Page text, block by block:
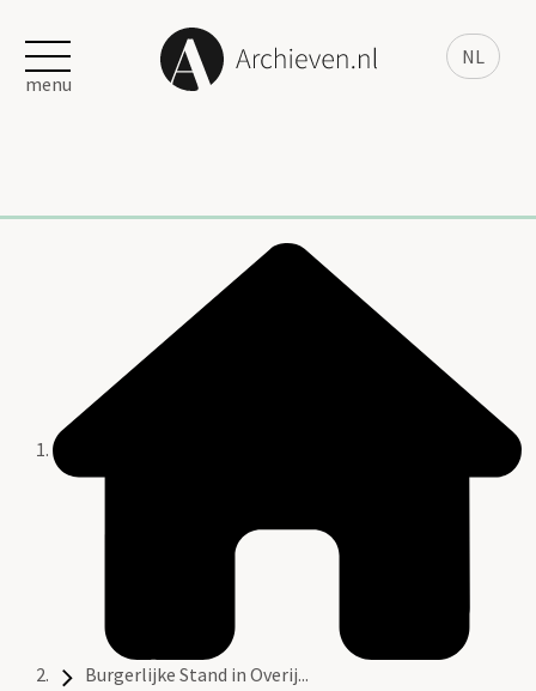
NL
menu
Burgerlijke Stand in Overij...